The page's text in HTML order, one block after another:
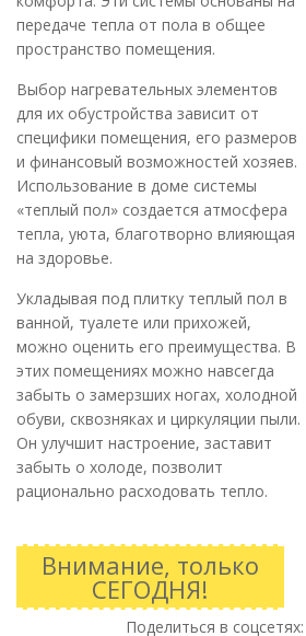
передаче тепла от пола в общее
пространство помещения.
Выбор нагревательных элементов
для их обустройства зависит от
специфики помещения, его размеров
и финансовый возможностей хозяев.
Использование в доме системы
«теплый пол» создается атмосфера
тепла, уюта, благотворно влияющая
на здоровье.
Укладывая под плитку теплый пол в
ванной, туалете или прихожей,
можно оценить его преимущества. В
этих помещениях можно навсегда
забыть о замерзших ногах, холодной
обуви, сквозняках и циркуляции пыли.
Он улучшит настроение, заставит
забыть о холоде, позволит
рационально расходовать тепло.
Внимание, только
СЕГОДНЯ!
Поделиться в соцсетях: